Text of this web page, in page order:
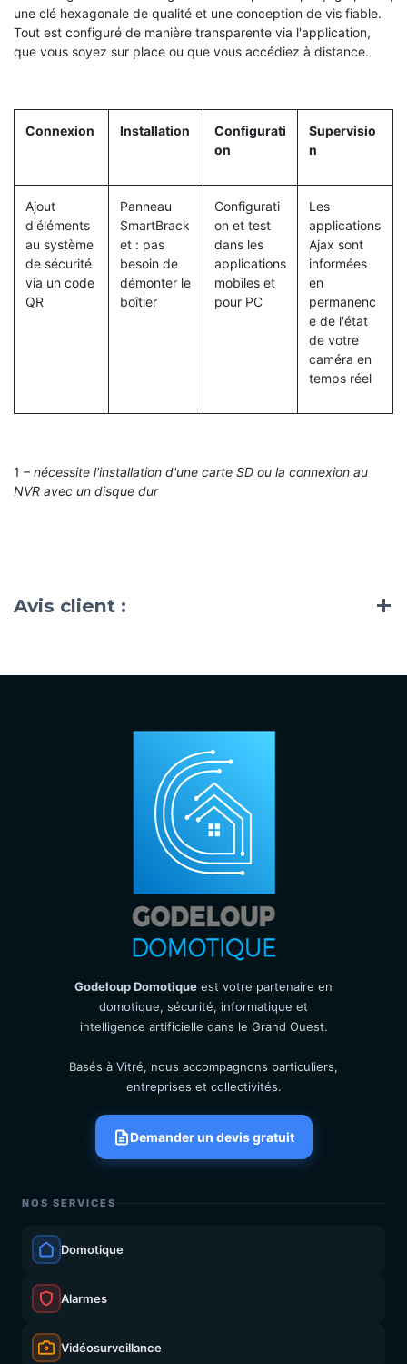
une clé hexagonale de qualité et une conception de vis fiable.
Tout est configuré de manière transparente via l'application,
que vous soyez sur place ou que vous accédiez à distance.
Connexion Installation
Configurati
on
Supervisio
n
Ajout
d'éléments
au système
de sécurité
via un code
QR
Panneau
SmartBrack
et : pas
besoin de
démonter le
boîtier
Configurati
on et test
dans les
applications
mobiles et
pour PC
Les
applications
Ajax sont
informées
en
permanenc
e de l'état
de votre
caméra en
temps réel
1 – nécessite l'installation d'une carte SD ou la connexion au
NVR avec un disque dur
Avis client :
Godeloup Domotique est votre partenaire en
domotique, sécurité, informatique et
intelligence artificielle dans le Grand Ouest.
Basés à Vitré, nous accompagnons particuliers,
entreprises et collectivités.
Demander un devis gratuit
NOS SERVICES
Domotique
Alarmes
Vidéosurveillance